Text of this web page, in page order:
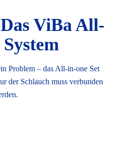
ViBa All-
Problem – das All-in-one Set
der Schlauch muss verbunden